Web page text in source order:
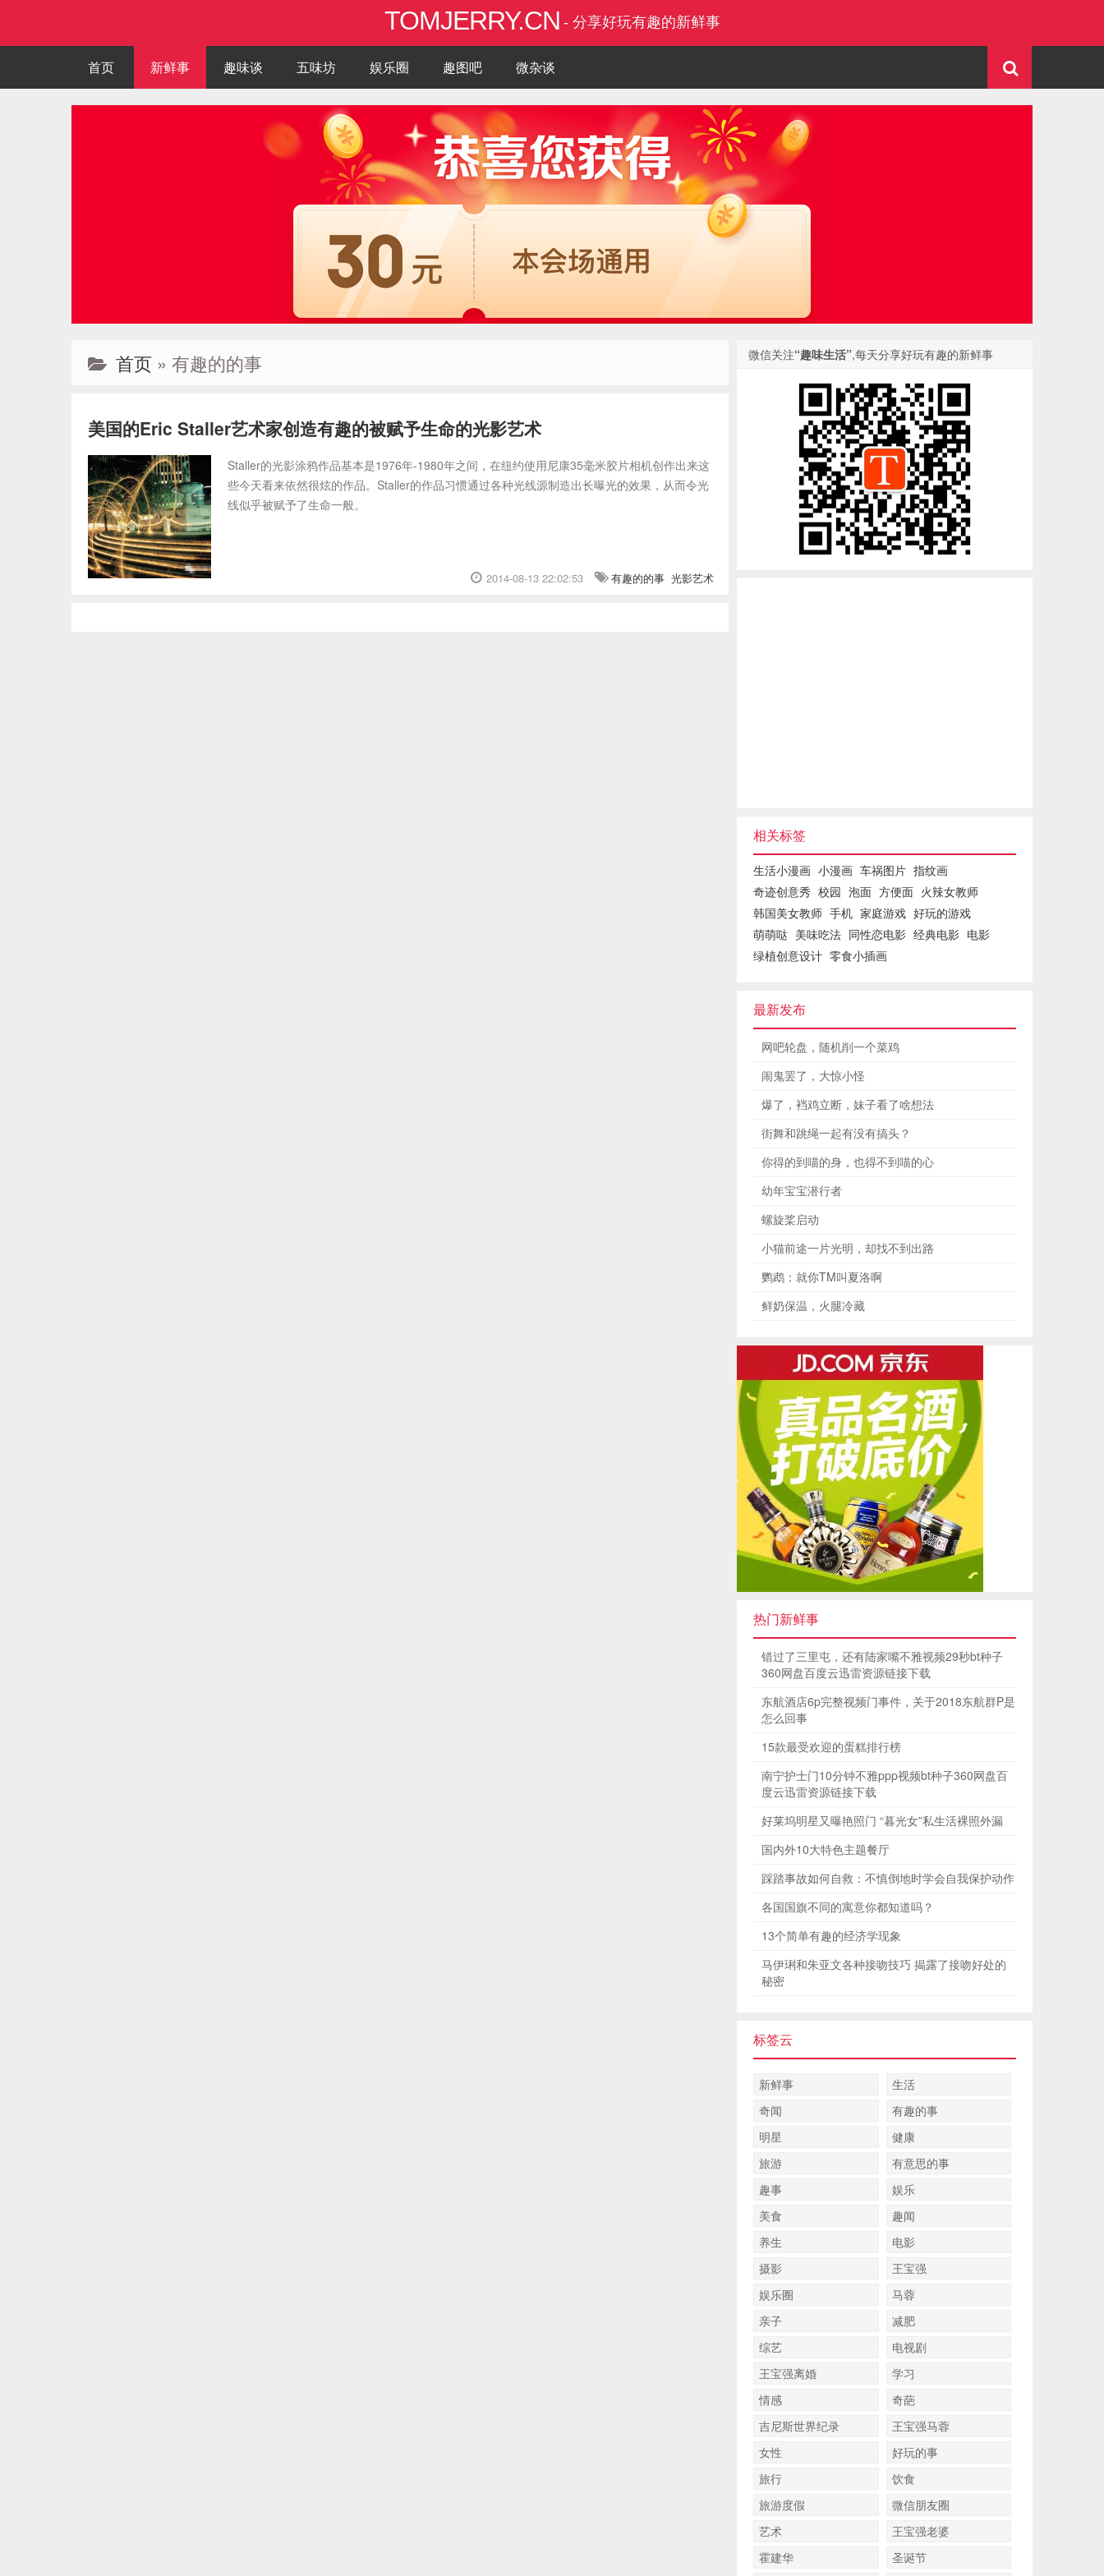
TOMJERRY.CN - 分享好玩有趣的新鲜事
首页 新鲜事 趣味谈 五味坊 娱乐圈 趣图吧 微杂谈
首页 » 有趣的的事
美国的Eric Staller艺术家创造有趣的被赋予生命的光影艺术
Staller的光影涂鸦作品基本是1976年-1980年之间，在纽约使用尼康35毫米胶片相机创作出来这
些今天看来依然很炫的作品。Staller的作品习惯通过各种光线源制造出长曝光的效果，从而令光
线似乎被赋予了生命一般。
2014-08-13 22:02:53 有趣的的事 光影艺术
微信关注“趣味生活”,每天分享好玩有趣的新鲜事
相关标签
生活小漫画 小漫画 车祸图片 指纹画
奇迹创意秀 校园 泡面 方便面 火辣女教师
韩国美女教师 手机 家庭游戏 好玩的游戏
萌萌哒 美味吃法 同性恋电影 经典电影 电影
绿植创意设计 零食小插画
最新发布
网吧轮盘，随机削一个菜鸡
闹鬼罢了，大惊小怪
爆了，裆鸡立断，妹子看了啥想法
街舞和跳绳一起有没有搞头？
你得的到喵的身，也得不到喵的心
幼年宝宝潜行者
螺旋桨启动
小猫前途一片光明，却找不到出路
鹦鹉：就你TM叫夏洛啊
鲜奶保温，火腿冷藏
热门新鲜事
错过了三里屯，还有陆家嘴不雅视频29秒bt种子
360网盘百度云迅雷资源链接下载
东航酒店6p完整视频门事件，关于2018东航群P是
怎么回事
15款最受欢迎的蛋糕排行榜
南宁护士门10分钟不雅ppp视频bt种子360网盘百
度云迅雷资源链接下载
好莱坞明星又曝艳照门 “暮光女”私生活裸照外漏
国内外10大特色主题餐厅
踩踏事故如何自救：不慎倒地时学会自我保护动作
各国国旗不同的寓意你都知道吗？
13个简单有趣的经济学现象
马伊琍和朱亚文各种接吻技巧 揭露了接吻好处的
秘密
标签云
新鲜事
生活
奇闻
有趣的事
明星
健康
旅游
有意思的事
趣事
娱乐
美食
趣闻
养生
电影
摄影
王宝强
娱乐圈
马蓉
亲子
减肥
综艺
电视剧
王宝强离婚
学习
情感
奇葩
吉尼斯世界纪录
王宝强马蓉
女性
好玩的事
旅行
饮食
旅游度假
微信朋友圈
艺术
王宝强老婆
霍建华
圣诞节